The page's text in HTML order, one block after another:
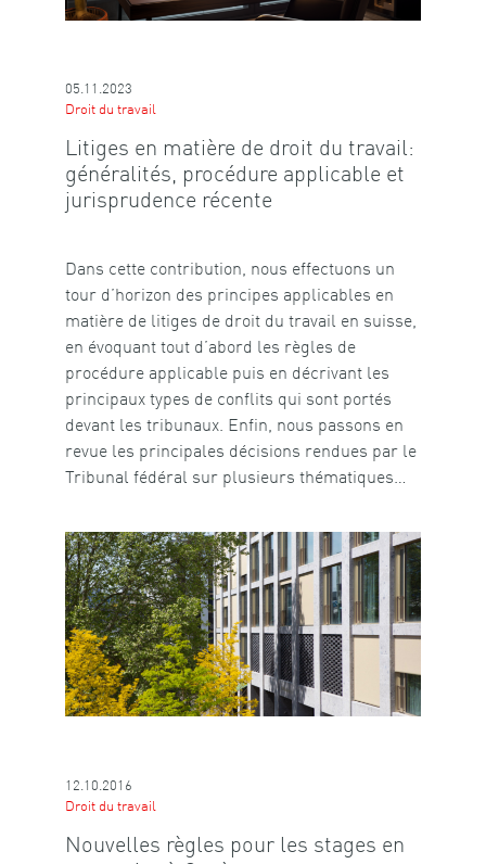
05.11.2023
Droit du travail
Litiges en matière de droit du travail:
généralités, procédure applicable et
jurisprudence récente
Dans cette contribution, nous effectuons un
tour d’horizon des principes applicables en
matière de litiges de droit du travail en suisse,
en évoquant tout d’abord les règles de
procédure applicable puis en décrivant les
principaux types de conflits qui sont portés
devant les tribunaux. Enfin, nous passons en
revue les principales décisions rendues par le
Tribunal fédéral sur plusieurs thématiques…
12.10.2016
Droit du travail
Nouvelles règles pour les stages en